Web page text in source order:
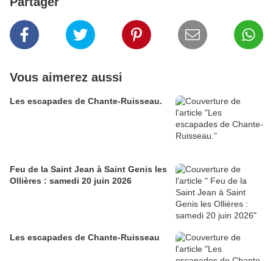
Vous aimerez aussi
Les escapades de Chante-Ruisseau.
Feu de la Saint Jean à Saint Genis les
Ollières : samedi 20 juin 2026
Les escapades de Chante-Ruisseau